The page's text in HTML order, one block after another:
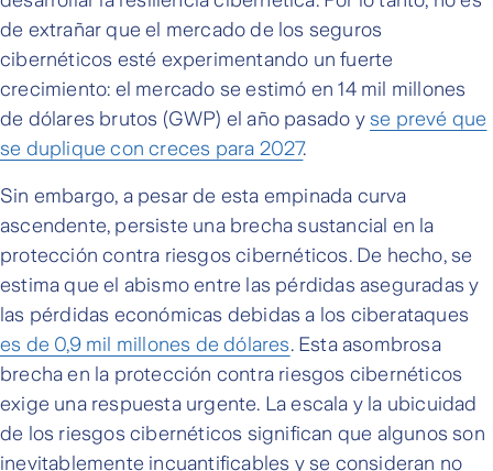
de extrañar que el mercado de los seguros
cibernéticos esté experimentando un fuerte
crecimiento: el mercado se estimó en 14 mil millones
de dólares brutos (GWP) el año pasado yse prevé que
se duplique con creces para 2027.
Sin embargo, a pesar de esta empinada curva
ascendente, persiste una brecha sustancial en la
protección contra riesgos cibernéticos. De hecho, se
estima que el abismo entre las pérdidas aseguradas y
las pérdidas económicas debidas a los ciberataques
es de 0,9 mil millones de dólares. Esta asombrosa
brecha en la protección contra riesgos cibernéticos
exige una respuesta urgente. La escala y la ubicuidad
de los riesgos cibernéticos significan que algunos son
inevitablemente incuantificables y se consideran no